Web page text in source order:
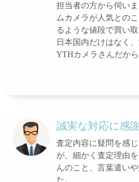
担当者の方から伺い
ムカメラが人気との
るような値段で買い
日本国内だけはなく
YTHカメラさんだか
誠実な対応に感
査定内容に疑問を感
が、細かく査定理由
んのこと、言葉遣い
た。